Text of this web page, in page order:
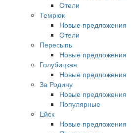
Отели
Темрюк
Новые предложения
Отели
Пересыпь
Новые предложения
Голубицкая
Новые предложения
За Родину
Новые предложения
Популярные
Ейск
Новые предложения